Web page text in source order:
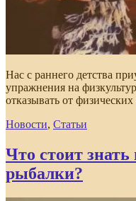
Нас с раннего детства
упражнения на
отказывать от физических
Новости, Статьи
Что стоит
рыбалки?